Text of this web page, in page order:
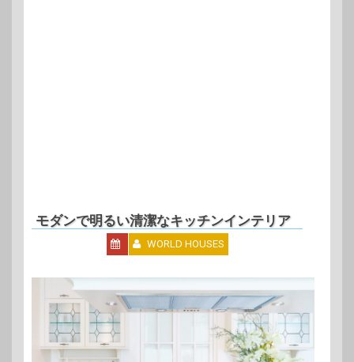
モダンで明るい清潔なキッチンインテリア
WORLD HOUSES